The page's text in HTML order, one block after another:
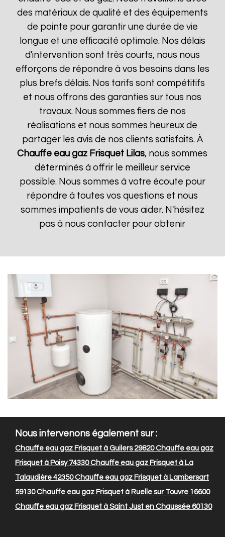
des matériaux de qualité et des équipements
de pointe pour garantir une durée de vie
longue et une efficacité optimale. Nos délais
d'intervention sont très courts, nous nous
efforçons de répondre à vos besoins dans les
plus brefs délais. Nos tarifs sont compétitifs
et nous offrons des garanties sur tous nos
travaux. Nous sommes fiers de nos
réalisations et nous sommes heureux de
partager les avis de nos clients satisfaits. À
Chauffe eau gaz Frisquet Lilas, nous sommes
déterminés à offrir le meilleur service
possible. Nous sommes à votre écoute pour
répondre à toutes vos questions et nous
sommes impatients de vous aider. N'hésitez
pas à nous contacter pour obtenir
Nous intervenons également sur :
Chauffe eau gaz Frisquet à Guilers 29820Chauffe eau gaz
Frisquet à Poisy 74330Chauffe eau gaz Frisquet à La
Talaudière 42350Chauffe eau gaz Frisquet à Lambersart
59130Chauffe eau gaz Frisquet à Ruelle sur Touvre 16600
Chauffe eau gaz Frisquet à Saint Just en Chaussée 60130